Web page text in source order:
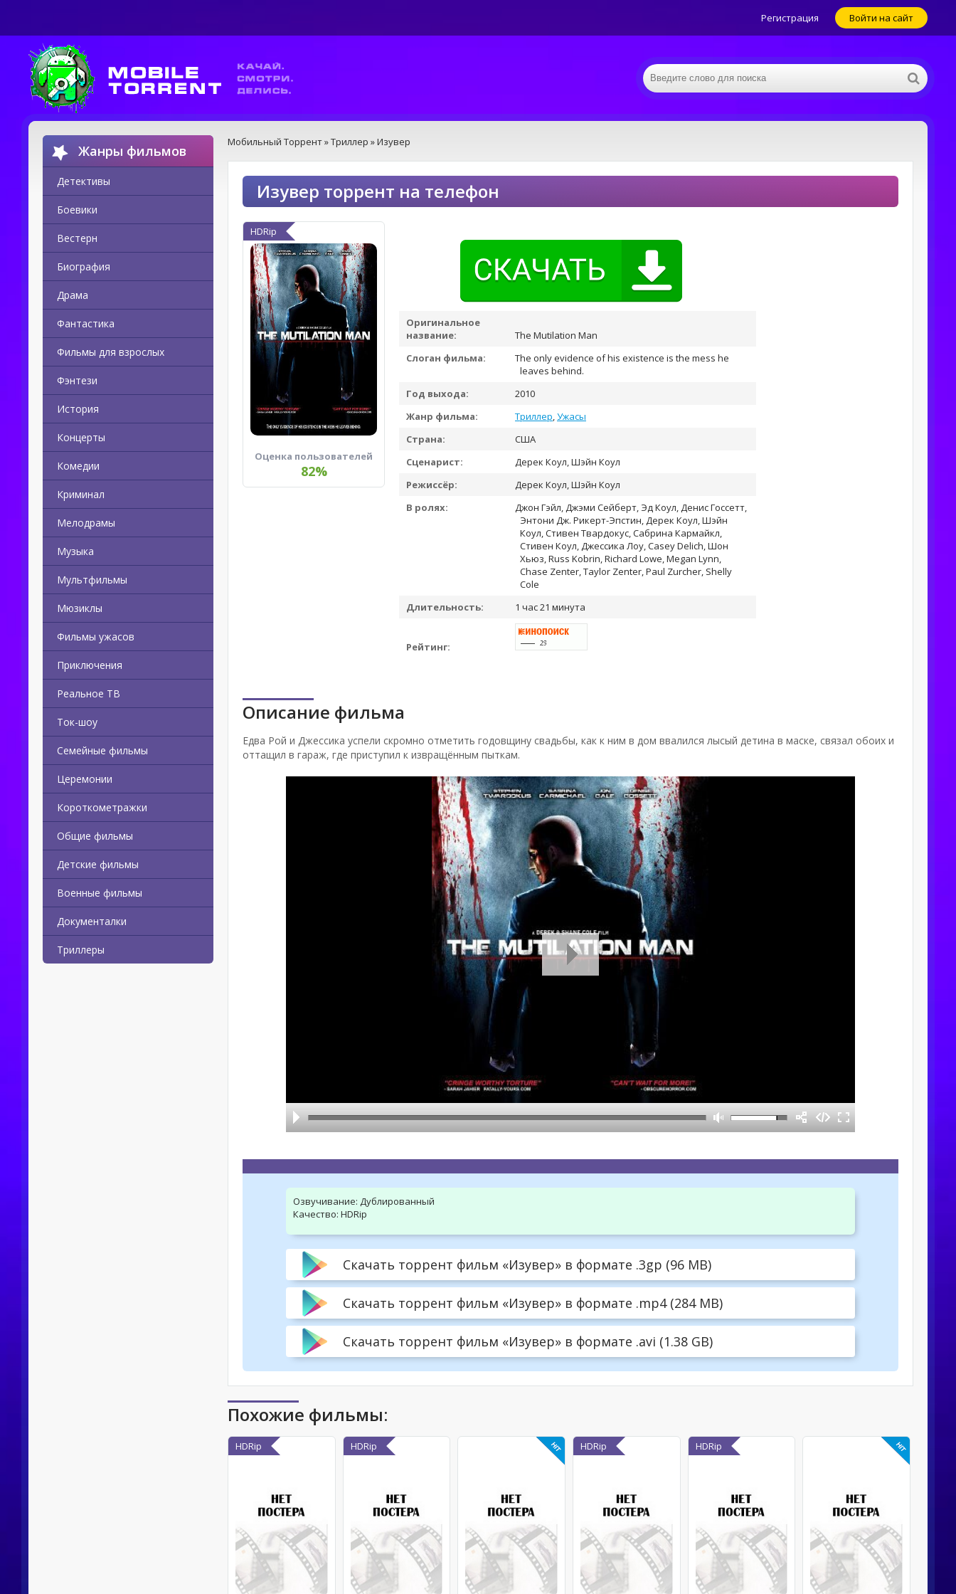
Регистрация Войти на сайт
Жанры фильмов
Детективы
Боевики
Вестерн
Биография
Драма
Фантастика
Фильмы для взрослых
Фэнтези
История
Концерты
Комедии
Криминал
Мелодрамы
Музыка
Мультфильмы
Мюзиклы
Фильмы ужасов
Приключения
Реальное ТВ
Ток-шоу
Семейные фильмы
Церемонии
Короткометражки
Общие фильмы
Детские фильмы
Военные фильмы
Документалки
Триллеры
Мобильный Торрент»Триллер » Изувер
Изувер торрент на телефон
HDRip
Оценка пользователей
82%
Оригинальное
название:
The Mutilation Man
Слоган фильма:
The only evidence of his existence is the mess he
leaves behind.
Год выхода:
2010
Жанр фильма:
Триллер,Ужасы
Страна:
США
Сценарист:
Дерек Коул, Шэйн Коул
Режиссёр:
Дерек Коул, Шэйн Коул
В ролях:
Джон Гэйл, Джэми Сейберт, Эд Коул, Денис Госсетт,
Энтони Дж. Рикерт-Эпстин, Дерек Коул, Шэйн
Коул, Стивен Твардокус, Сабрина Кармайкл,
Стивен Коул, Джессика Лоу, Casey Delich, Шон
Хьюз, Russ Kobrin, Richard Lowe, Megan Lynn,
Chase Zenter, Taylor Zenter, Paul Zurcher, Shelly
Cole
Длительность:
1 час 21 минута
Рейтинг:
Описание фильма
Едва Рой и Джессика успели скромно отметить годовщину свадьбы, как к ним в дом ввалился лысый детина в маске, связал обоих и
оттащил в гараж, где приступил к извращённым пыткам.
Озвучивание: Дублированный
Качество: HDRip
Скачать торрент фильм «Изувер» в формате .3gp (96 MB)
Скачать торрент фильм «Изувер» в формате .mp4 (284 MB)
Скачать торрент фильм «Изувер» в формате .avi (1.38 GB)
Похожие фильмы:
HDRip HDRip HDRip HDRip